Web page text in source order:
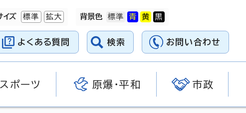
イズ 標準 拡大 背景色
よくある質問 検索 お問い合わせ
ポーツ 原爆・平和 市政